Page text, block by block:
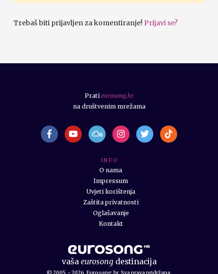
Trebaš biti prijavljen za komentiranje! Prijavi se?
vaša eurosongdestinacija
I N F O
O nama
Impressum
Uvjeti korištenja
Zaštita privatnosti
Oglašavanje
Kontakt
Prati eurosong.hr
na društvenim mrežama